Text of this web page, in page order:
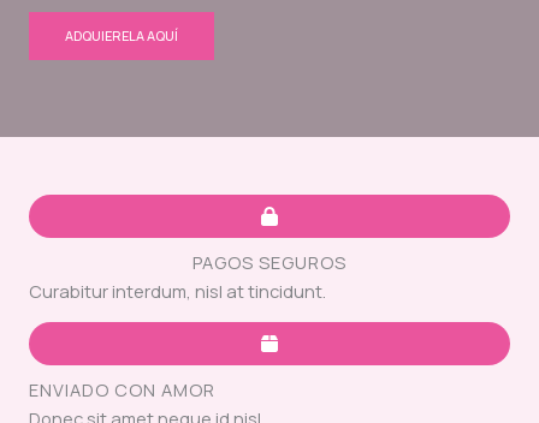
ADQUIERELA AQUÍ
PAGOS SEGUROS
Curabitur interdum, nisl at tincidunt.
ENVIADO CON AMOR